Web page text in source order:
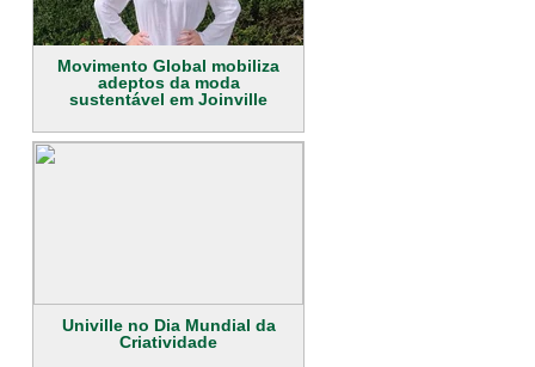
Movimento Global mobiliza
adeptos da moda
sustentável em Joinville
Univille no Dia Mundial da
Criatividade